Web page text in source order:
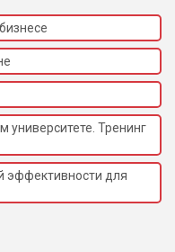
университете. Тренинг
эффективности для